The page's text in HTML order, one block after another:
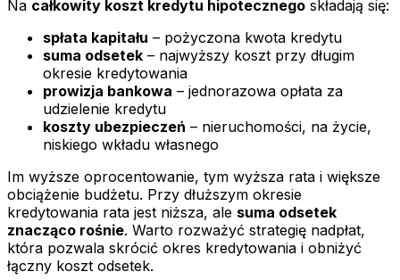
Na całkowity koszt kredytu hipotecznego składają się:
spłata kapitału – pożyczona kwota kredytu
suma odsetek – najwyższy koszt przy długim
okresie kredytowania
prowizja bankowa – jednorazowa opłata za
udzielenie kredytu
koszty ubezpieczeń – nieruchomości, na życie,
niskiego wkładu własnego
Im wyższe oprocentowanie, tym wyższa rata i większe
obciążenie budżetu. Przy dłuższym okresie
kredytowania rata jest niższa, ale suma odsetek
znacząco rośnie. Warto rozważyć strategię nadpłat,
która pozwala skrócić okres kredytowania i obniżyć
łączny koszt odsetek.